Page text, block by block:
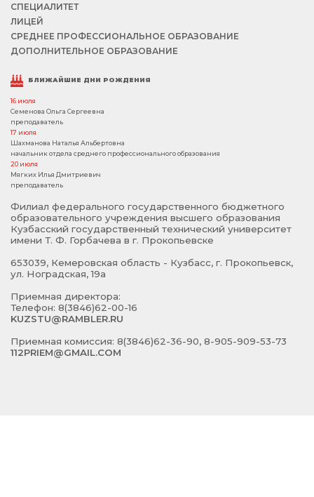
СПЕЦИАЛИТЕТ
ЛИЦЕЙ
СРЕДНЕЕ ПРОФЕССИОНАЛЬНОЕ ОБРАЗОВАНИЕ
ДОПОЛНИТЕЛЬНОЕ ОБРАЗОВАНИЕ
БЛИЖАЙШИЕ ДНИ РОЖДЕНИЯ
16 июля
Семенова Ольга Сергеевна
преподаватель
17 июля
Шахманова Наталья Альбертовна
начальник отдела среднего профессионального образования
20 июля
Мягких Илья Дмитриевич
преподаватель
Филиал федерального государственного бюджетного
образовательного учреждения высшего образования
Кузбасский государственный технический университет
имени Т. Ф. Горбачева в г. Прокопьевске
653039, Кемеровская область - Кузбасс, г. Прокопьевск,
ул. Ноградская, 19а
Приемная директора:
Телефон: 8(3846)62-00-16
KUZSTU@RAMBLER.RU
Приемная комиссия: 8(3846)62-36-90, 8-905-909-53-73
112PRIEM@GMAIL.COM